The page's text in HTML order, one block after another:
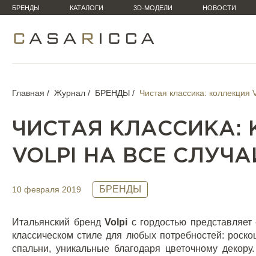
БРЕНДЫ КАТАЛОГИ 3D-МОДЕЛИ НОВОСТИ
Главная Журнал БРЕНДЫ Чистая классика: коллекция
ЧИСТАЯ КЛАССИКА:
VOLPI НА ВСЕ
10 февраля 2019 БРЕНДЫ
Итальянский бренд Volpi с гордостью
классическом стиле для любых потребностей:
спальни, уникальные благодаря цветочному